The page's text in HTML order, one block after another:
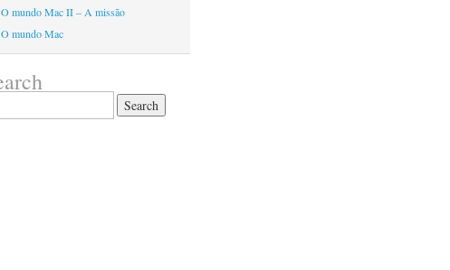
O mundo Mac II – A missão
O mundo Mac